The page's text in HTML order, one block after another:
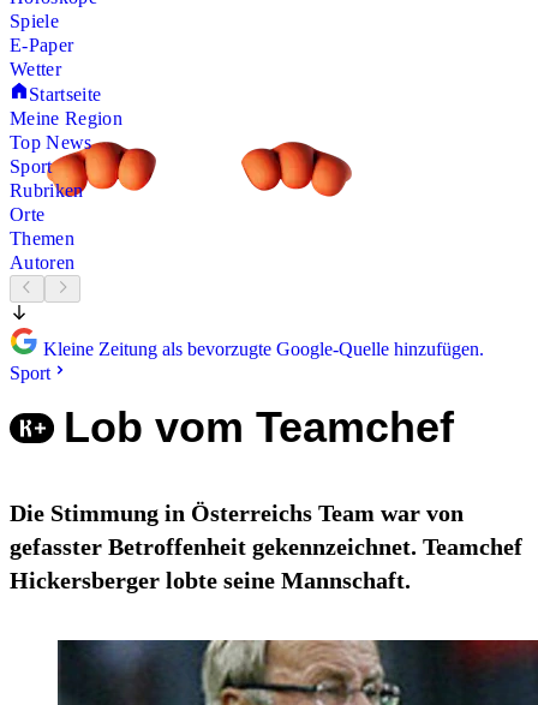
Spiele
E-Paper
Wetter
Startseite
Meine Region
Top News
Sport
Rubriken
Orte
Themen
Autoren
Kleine Zeitung als bevorzugte Google-Quelle hinzufügen.
Sport
Lob vom Teamchef
Die Stimmung in Österreichs Team war von
gefasster Betroffenheit gekennzeichnet. Teamchef
Hickersberger lobte seine Mannschaft.